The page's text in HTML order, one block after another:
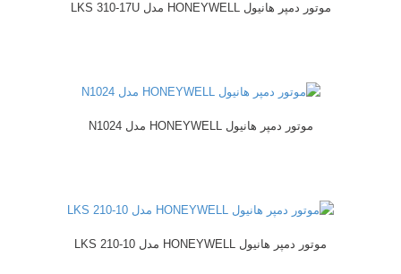
موتور دمپر هانیول HONEYWELL مدل LKS 310-17U
موتور دمپر هانیول HONEYWELL مدل N1024
موتور دمپر هانیول HONEYWELL مدل LKS 210-10